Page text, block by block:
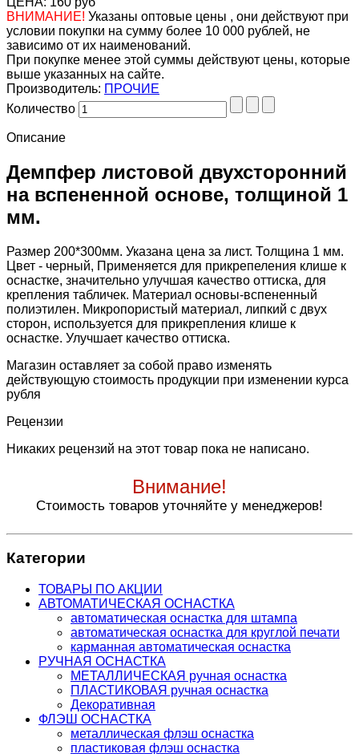
ВНИМАНИЕ! Указаны оптовые цены , они действуют при
условии покупки на сумму более 10 000 рублей, не
зависимо от их наименований.
При покупке менее этой суммы действуют цены, которые
выше указанных на сайте.
Производитель: ПРОЧИЕ
Количество
Описание
Демпфер листовой двухсторонний
на вспененной основе, толщиной 1
мм.
Размер 200*300мм. Указана цена за лист. Толщина 1 мм.
Цвет - черный, Применяется для прикрепеления клише к
оснастке, значительно улучшая качество оттиска, для
крепления табличек. Материал основы-вспененный
полиэтилен. Микропористый материал, липкий с двух
сторон, используется для прикрепления клише к
оснастке. Улучшает качество оттиска.
Магазин оставляет за собой право изменять
действующую стоимость продукции при изменении курса
рубля
Рецензии
Никаких рецензий на этот товар пока не написано.
Внимание!
Стоимость товаров уточняйте у менеджеров!
Категории
ТОВАРЫ ПО АКЦИИ
АВТОМАТИЧЕСКАЯ ОСНАСТКА
автоматическая оснастка для штампа
автоматическая оснастка для круглой печати
карманная автоматическая оснастка
РУЧНАЯ ОСНАСТКА
МЕТАЛЛИЧЕСКАЯ ручная оснастка
ПЛАСТИКОВАЯ ручная оснастка
Декоративная
ФЛЭШ ОСНАСТКА
металлическая флэш оснастка
пластиковая флэш оснастка